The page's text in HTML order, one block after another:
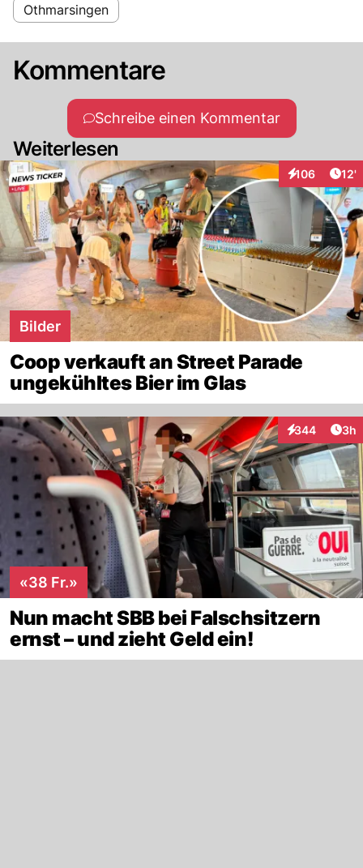
Othmarsingen
Kommentare
Schreibe einen Kommentar
Weiterlesen
106
Interaktionen
12'
Bilder
Coop verkauft an Street Parade
ungekühltes Bier im Glas
344
Interaktionen
3h
«38 Fr.»
Nun macht SBB bei Falschsitzern
ernst – und zieht Geld ein!